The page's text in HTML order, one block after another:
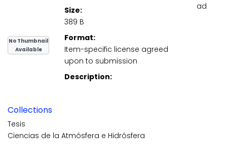
No Thumbnail
Available
Size:
389 B
Format:
Item-specific license agreed
upon to submission
Description:
ad
Collections
Tesis
Ciencias de la Atmósfera e Hidrósfera